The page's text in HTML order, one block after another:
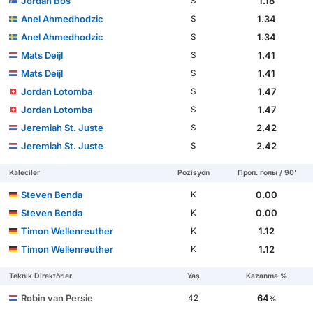
Anel Ahmedhodzic
S
1.34
Anel Ahmedhodzic
S
1.34
Mats Deijl
S
1.41
Mats Deijl
S
1.41
Jordan Lotomba
S
1.47
Jordan Lotomba
S
1.47
Jeremiah St. Juste
S
2.42
Jeremiah St. Juste
S 2.42
Kaleciler Pozisyon Проп. голы / 90'
Steven Benda K
0.00
Steven Benda
K
0.00
Timon Wellenreuther
K
1.12
Timon Wellenreuther
K 1.12
Teknik Direktörler Yaş Kazanma %
Robin van Persie 42 64%